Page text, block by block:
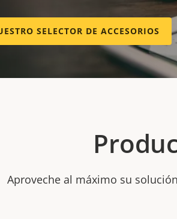
SELECTOR DE ACCESORIOS
Aproveche al máximo su